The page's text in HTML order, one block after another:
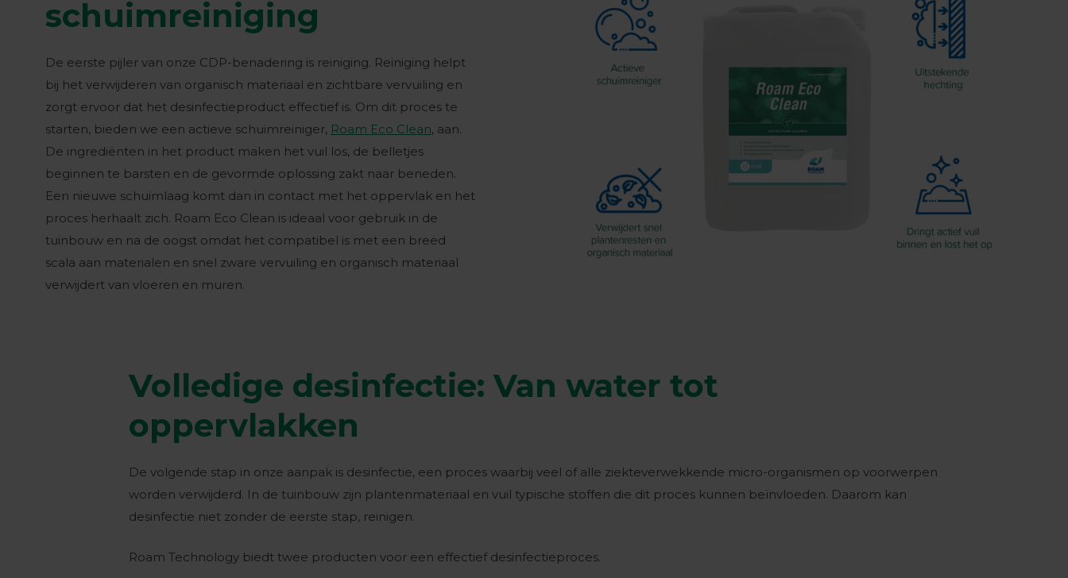
schuimreiniging
De eerste pijler van onze CDP-benadering is reiniging. Reiniging helpt
bij het verwijderen van organisch materiaal en zichtbare vervuiling en
zorgt ervoor dat het desinfectieproduct effectief is. Om dit proces te
starten, bieden we een actieve schuimreiniger, Roam Eco Clean, aan.
De ingrediënten in het product maken het vuil los, de belletjes
beginnen te barsten en de gevormde oplossing zakt naar beneden.
Een nieuwe schuimlaag komt dan in contact met het oppervlak en het
proces herhaalt zich. Roam Eco Clean is ideaal voor gebruik in de
tuinbouw en na de oogst omdat het compatibel is met een breed
scala aan materialen en snel zware vervuiling en organisch materiaal
verwijdert van vloeren en muren.
Volledige desinfectie: Van water tot
oppervlakken
De volgende stap in onze aanpak is desinfectie, een proces waarbij veel of alle ziekteverwekkende micro-organismen op voorwerpen
worden verwijderd. In de tuinbouw zijn plantenmateriaal en vuil typische stoffen die dit proces kunnen beïnvloeden. Daarom kan
desinfectie niet zonder de eerste stap, reinigen.
Roam Technology biedt twee producten voor een effectief desinfectieproces.